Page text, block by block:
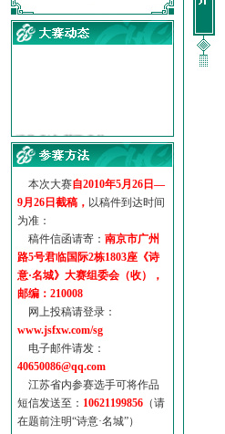
·【诗意·名城】地铁展示作...
诗意名城·地铁时间
地铁完美呈现【诗意·名城...
参赛作品多达5000多首
“诗意·名城”晒诗会
特别通知--致广大诗词爱好...
本次大赛自2010年5月26日—
9月26日截稿， 以稿件到达时间
为准：
稿件信函请寄： 南京市广州
路5号君临国际2栋1803座《诗
意·名城》大赛组委会（收），
邮编：210008
网上投稿请登录：
www.jsfxw.com/sg
电子邮件请发：
40650086@qq.com
江苏省内参赛选手可将作品
短信发送至： 10621199856 （请
在题前注明“诗意·名城”）